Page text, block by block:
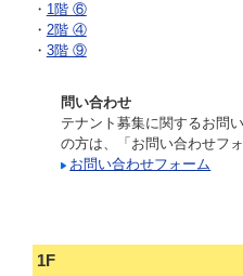
・ 1階 ⑥
・ 2階 ④
・ 3階 ⑨
問い合わせ
テナント募集に関するお問
の方は、「お問い合わせフ
お問い合わせフォーム
1F